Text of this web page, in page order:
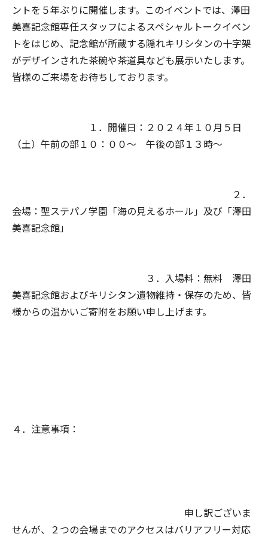
ントを５年ぶりに開催します。このイベントでは、澤田
美喜記念館専任スタッフによるスペシャルトークイベン
トをはじめ、記念館が所蔵する隠れキリシタンの十字架
がデザインされた茶碗や茶道具なども展示いたします。
皆様のご来場をお待ちしております。
１．開催日：２０２４年１０月５日
（土）午前の部１０：００～ 午後の部１３時～
２．
会場：聖ステパノ学園「海の見えるホール」及び「澤田
美喜記念館」
３．入場料：無料 澤田
美喜記念館およびキリシタン遺物維持・保存のため、皆
様からの温かいご寄附をお願い申し上げます。
４．注意事項：
申し訳ございま
せんが、２つの会場までのアクセスはバリアフリー対応